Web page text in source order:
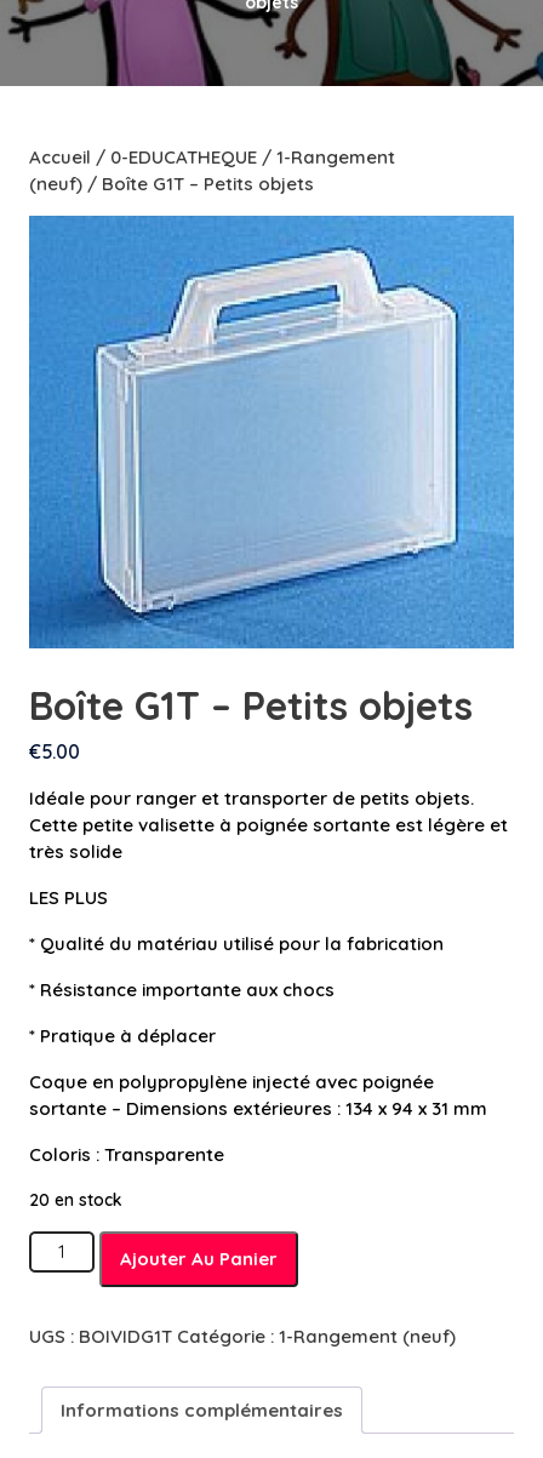
Accueil / 0-EDUCATHEQUE / 1-Rangement
(neuf) / Boîte G1T – Petits objets
Boîte G1T – Petits objets
€5.00
Idéale pour ranger et transporter de petits objets.
Cette petite valisette à poignée sortante est légère et
très solide
LES PLUS
* Qualité du matériau utilisé pour la fabrication
* Résistance importante aux chocs
* Pratique à déplacer
Coque en polypropylène injecté avec poignée
sortante – Dimensions extérieures : 134 x 94 x 31 mm
Coloris : Transparente
20 en stock
quantité
de
-
objets
Ajouter Au Panier
UGS : BOIVIDG1T Catégorie : 1-Rangement (neuf)
Informations complémentaires